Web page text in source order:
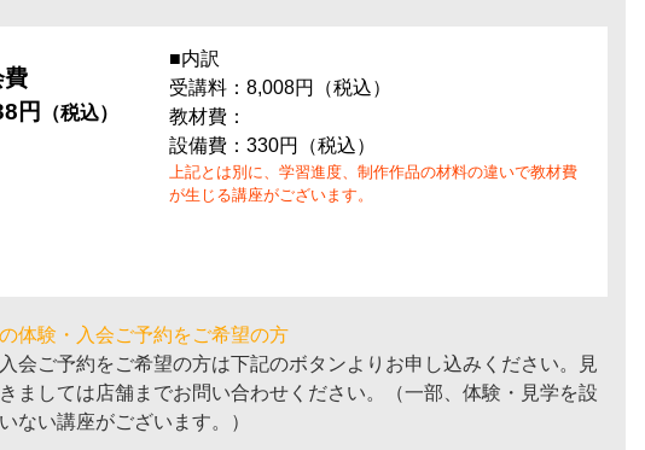
費
円
（税込）
■内訳
受講料：8,008円（税込）
教材費：
設備費：330円（税込）
上記とは別に、学習進度、制作作品の材料の違いで教材費
が生じる講座がございます。
体験・入会ご予約をご希望の方
会ご予約をご希望の方は下記のボタンよりお申し込みください。見
ましては店舗までお問い合わせください。（一部、体験・見学を設
ない講座がございます。）